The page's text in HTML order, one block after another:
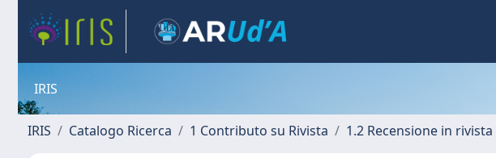
IRIS
IRIS Catalogo Ricerca 1 Contributo su Rivista 1.2 Recensione in rivista